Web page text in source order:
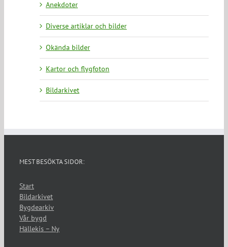
Anekdoter
Diverse artiklar och bilder
Okända bilder
Kartor och flygfoton
Bildarkivet
MEST BESÖKTA SIDOR:
Start
Bildarkivet
Bygdearkiv
Vår bygd
Hällekis – Ny